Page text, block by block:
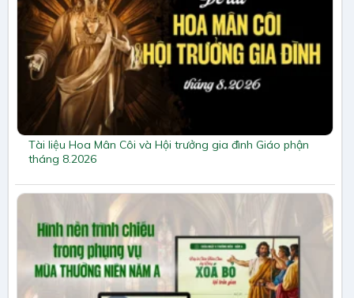
Tài liệu Hoa Mân Côi và Hội trưởng gia đình Giáo phận
tháng 8.2026